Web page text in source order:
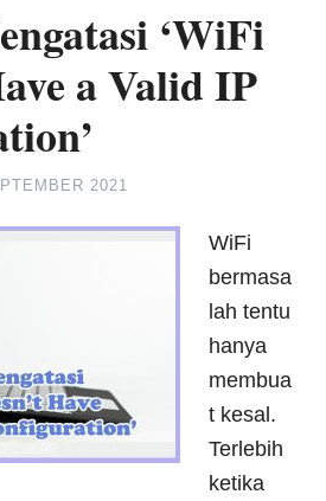
‘WiFi
a Valid IP
2021
WiFi
bermasa
lah tentu
hanya
membua
t kesal.
Terlebih
ketika